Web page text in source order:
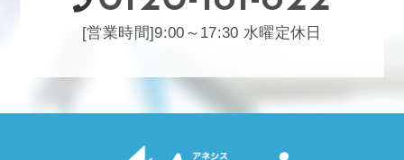
[営業時間]9:00～17:30 水曜定休日